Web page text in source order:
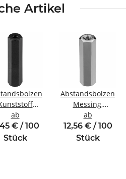
Artikel
Innengewinde
M3 SW6
ab
€ / 100
Stück
Abstandsbolzen
Messing,
vernickelt
Innen/Innengewinde
M4 SW7
ab
12,56 € / 100
Stück